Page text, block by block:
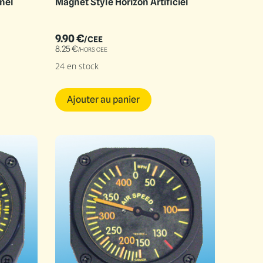
9.90€/CEE
8.25€/HORS CEE
24 en stock
Ajouter au panier